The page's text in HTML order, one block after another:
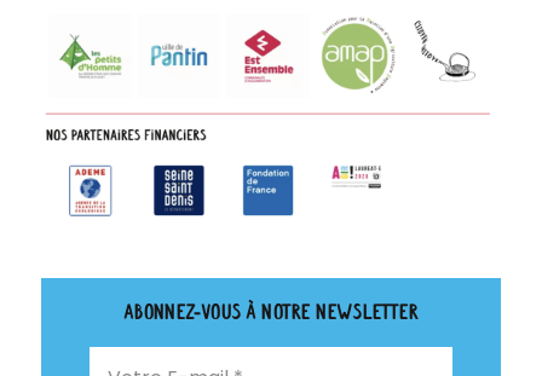
Abonnez-vous à notre newsletter